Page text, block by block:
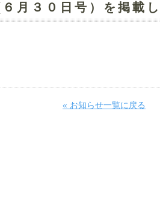
月３０日号）を掲載
« お知らせ一覧に戻る